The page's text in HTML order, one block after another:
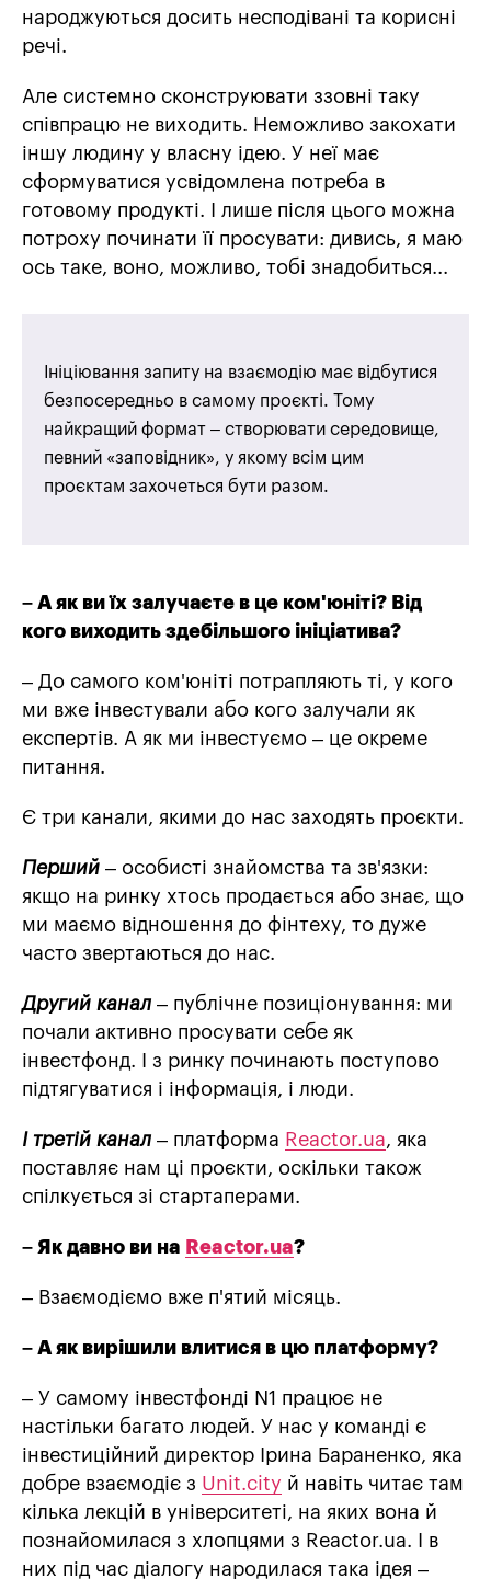
народжуються досить несподівані та корисні
речі.
Але системно сконструювати ззовні таку
співпрацю не виходить. Неможливо закохати
іншу людину у власну ідею. У неї має
сформуватися усвідомлена потреба в
готовому продукті. І лише після цього можна
потроху починати її просувати: дивись, я маю
ось таке, воно, можливо, тобі знадобиться...
Ініціювання запиту на взаємодію має відбутися
безпосередньо в самому проєкті. Тому
найкращий формат – створювати середовище,
певний «заповідник», у якому всім цим
проєктам захочеться бути разом.
– А як ви їх залучаєте в це ком'юніті? Від
кого виходить здебільшого ініціатива?
– До самого ком'юніті потрапляють ті, у кого
ми вже інвестували або кого залучали як
експертів. А як ми інвестуємо – це окреме
питання.
Є три канали, якими до нас заходять проєкти.
Перший – особисті знайомства та зв'язки:
якщо на ринку хтось продається або знає, що
ми маємо відношення до фінтеху, то дуже
часто звертаються до нас.
Другий канал – публічне позиціонування: ми
почали активно просувати себе як
інвестфонд. І з ринку починають поступово
підтягуватися і інформація, і люди.
І третій канал – платформа Reactor.ua, яка
поставляє нам ці проєкти, оскільки також
спілкується зі стартаперами.
– Як давно ви на Reactor.ua?
– Взаємодіємо вже п'ятий місяць.
– А як вирішили влитися в цю платформу?
– У самому інвестфонді N1 працює не
настільки багато людей. У нас у команді є
інвестиційний директор Ірина Бараненко, яка
добре взаємодіє з Unit.city й навіть читає там
кілька лекцій в університеті, на яких вона й
познайомилася з хлопцями з Reactor.ua. І в
них під час діалогу народилася така ідея –